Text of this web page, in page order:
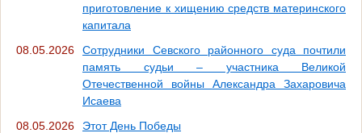
приготовление к хищению средств материнского
капитала
08.05.2026
Сотрудники Севского районного суда почтили
память судьи – участника Великой
Отечественной войны Александра Захаровича
Исаева
08.05.2026
Этот День Победы